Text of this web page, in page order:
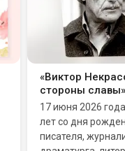
«Виктор
стороны славы»
17 июня 2026
лет со дня
писателя,